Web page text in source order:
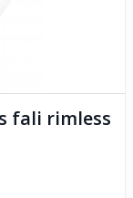
fali rimless